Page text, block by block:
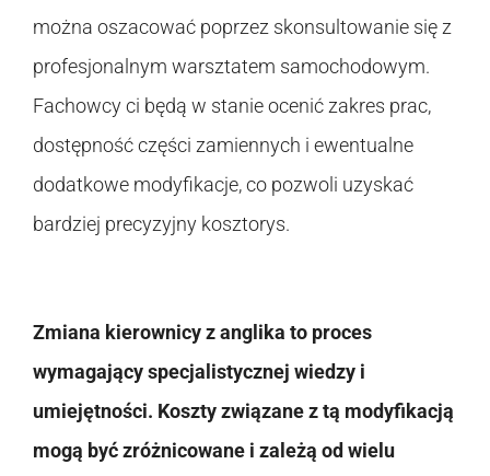
można oszacować poprzez skonsultowanie się z
profesjonalnym warsztatem samochodowym.
Fachowcy ci będą w stanie ocenić zakres prac,
dostępność części zamiennych i ewentualne
dodatkowe modyfikacje, co pozwoli uzyskać
bardziej precyzyjny kosztorys.
Zmiana kierownicy z anglika to proces
wymagający specjalistycznej wiedzy i
umiejętności. Koszty związane z tą modyfikacją
mogą być zróżnicowane i zależą od wielu